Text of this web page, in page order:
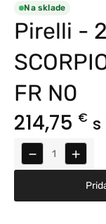
Na sklade
Pirelli -
FR N0
214,75 € s
− +